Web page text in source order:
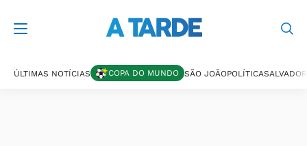
ÚLTIMAS NOTÍCIAS COPA DO MUNDO SÃO JOÃOPOLÍTICASALVADOR